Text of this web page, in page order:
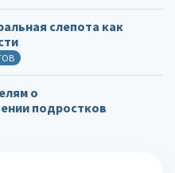
слепота как
о
подростков